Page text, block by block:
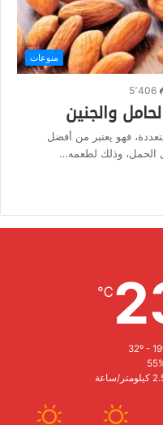
منوعات
5٬406
والجنين
فهو يعتبر من أفضل
الحمل، وذلك لطعمه…
℃